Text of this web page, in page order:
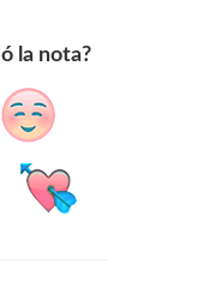
la nota?